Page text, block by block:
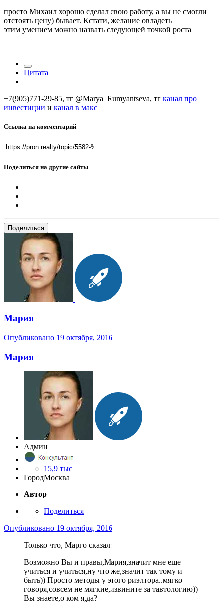
просто Михаил хорошо сделал свою работу, а вы не смогли
отстоять цену) бывает. Кстати, желание овладеть
этим умением можно назвать следующей точкой роста
Цитата
+7(905)771-29-85, тг @Marya_Rumyantseva, тг канал про
инвестиции и канал в макс
Ссылка на комментарий
Поделиться на другие сайты
Поделиться
Мария
Опубликовано 19 октября, 2016
Мария
Админ
15,9 тыс
ГородМосква
Автор
Поделиться
Опубликовано 19 октября, 2016
Только что, Марго сказал:
Возможно Вы и правы,Мария,значит мне еще
учиться и учиться,ну что же,значит так тому и
быть)) Просто методы у этого риэлтора..мягко
говоря,совсем не мягкие,извините за тавтологию))
Вы знаете,о ком я,да?